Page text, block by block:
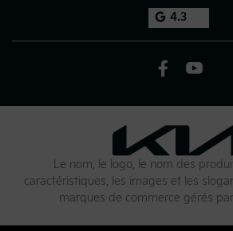
4.3
Le nom, le logo, le nom des
caractéristiques, les images et les
marques de commerce gérés par